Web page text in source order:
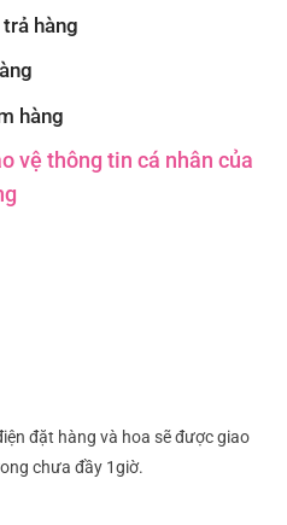
hàng
hàng
vệ thông tin cá nhân của
đặt hàng và hoa sẽ được giao
chưa đầy 1giờ.